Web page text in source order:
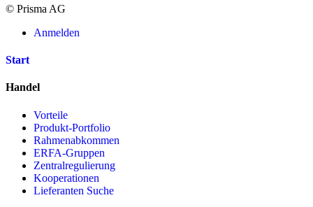
© Prisma AG
Anmelden
Start
Handel
Vorteile
Produkt-Portfolio
Rahmenabkommen
ERFA-Gruppen
Zentralregulierung
Kooperationen
Lieferanten Suche